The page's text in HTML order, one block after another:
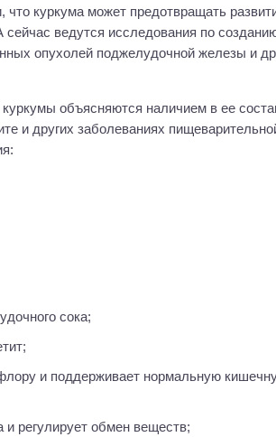
что куркума может предотвращать
ведутся исследования по
опухолей поджелудочной железы и
объясняются наличием в ее
и других заболеваниях
сока;
и регулирует обмен веществ;